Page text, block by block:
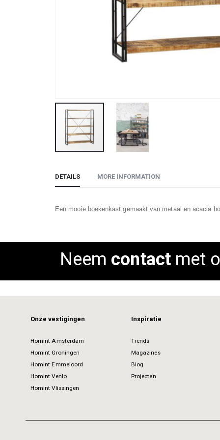
the
DETAILS
Een mooie boekenkast gemaakt van metaal en acacia
MORE INFORMATION
Neem contactmet
Onze vestigingen
Homint Amsterdam
Homint Groningen
Homint Emmeloord
Homint Venlo
Homint Vlissingen
Inspiratie
Trends
Magazines
Blog
Projecten